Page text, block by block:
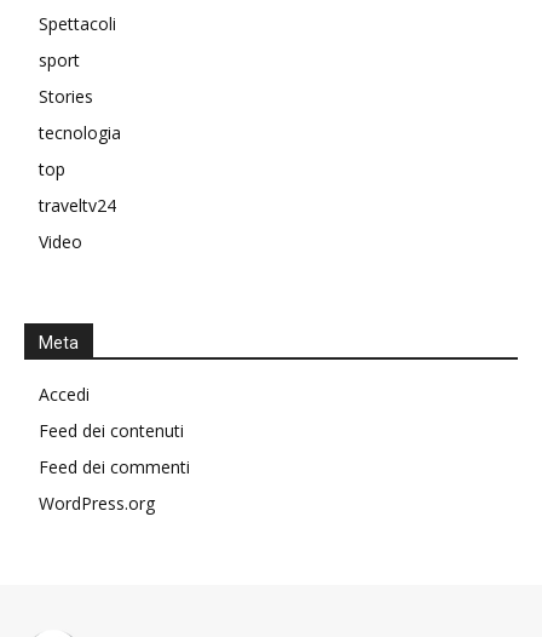
Spettacoli
sport
Stories
tecnologia
top
traveltv24
Video
Meta
Accedi
Feed dei contenuti
Feed dei commenti
WordPress.org